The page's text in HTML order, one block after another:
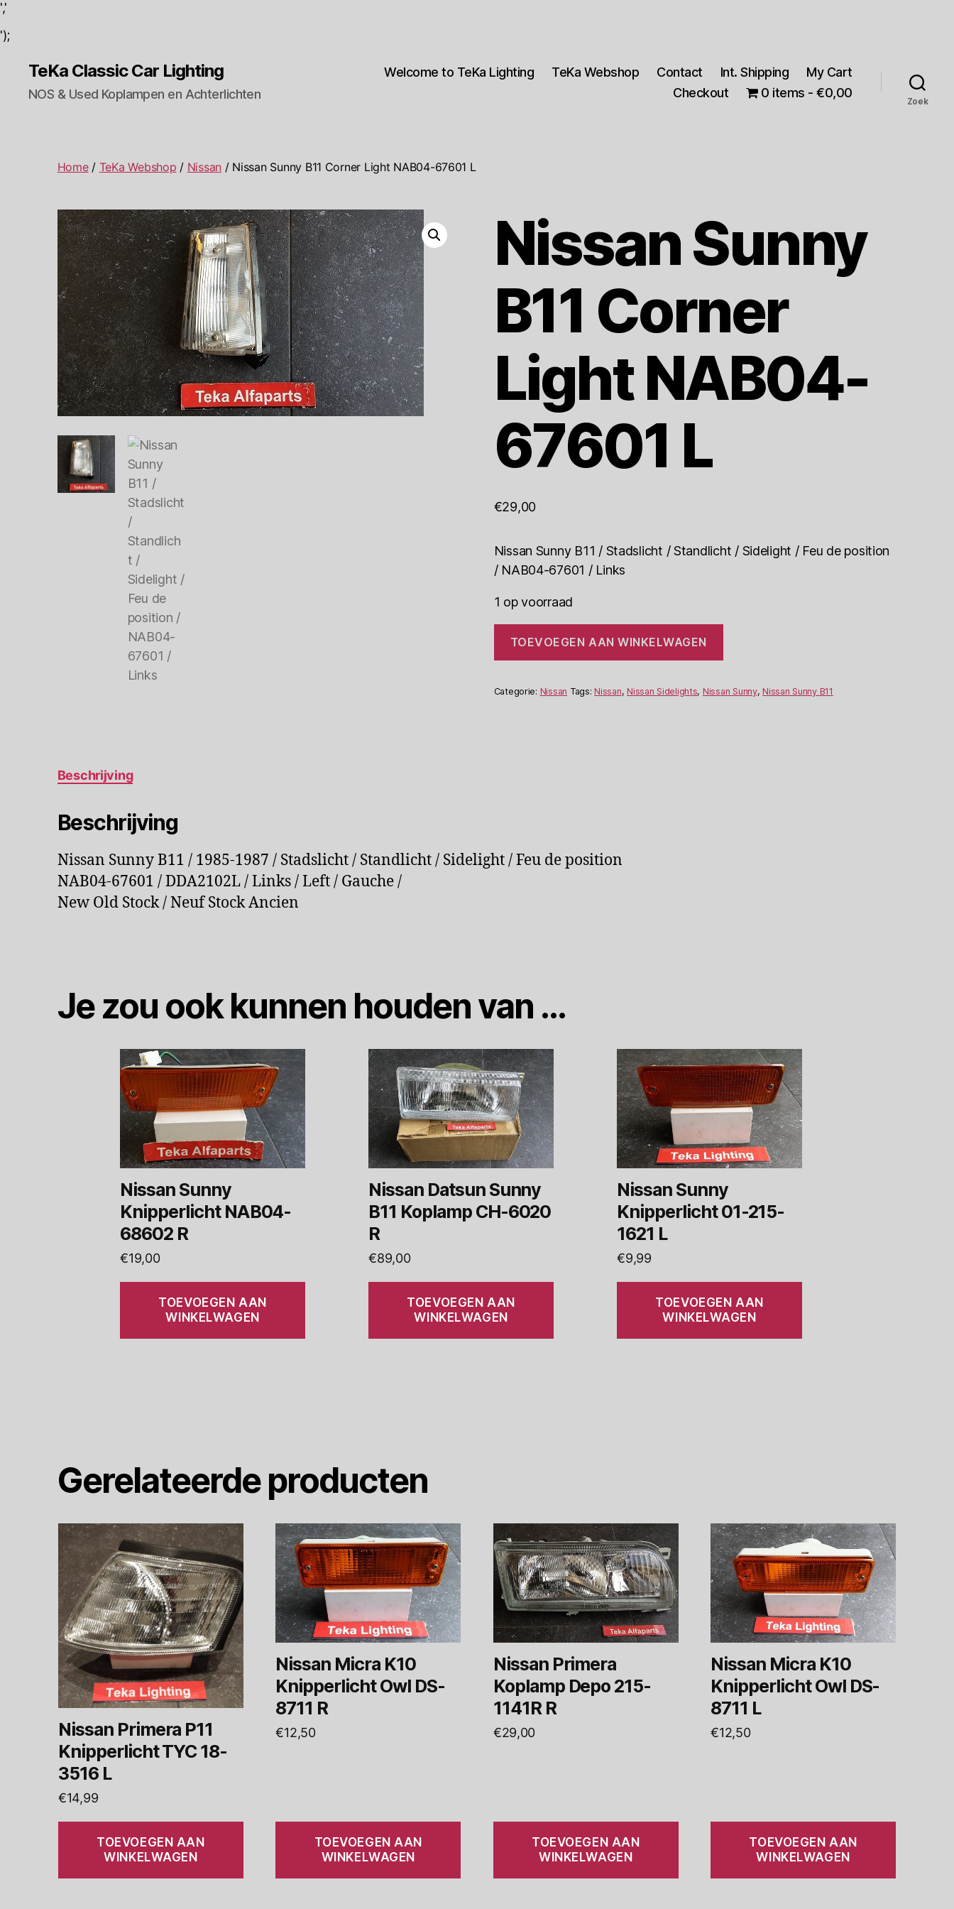
','
');
TeKa Classic Car Lighting
NOS & Used Koplampen en Achterlichten
Welcome to TeKa Lighting TeKa Webshop Contact Int. Shipping
My Cart
Checkout
0 items €0,00
Zoek
Home/ TeKa Webshop / Nissan / Nissan Sunny B11 Corner Light NAB04-67601 L
Nissan Sunny
B11 Corner
Light NAB04-
67601 L
€29,00
Nissan Sunny B11 / Stadslicht / Standlicht / Sidelight / Feu de position
/ NAB04-67601 / Links
1 op voorraad
Sunny
B11
Light
NAB04-
TOEVOEGEN AAN WINKELWAGEN
Categorie: Nissan Tags: Nissan, Nissan Sidelights, Nissan Sunny, Nissan Sunny B11
Beschrijving
Beschrijving
Nissan Sunny B11 / 1985-1987 / Stadslicht / Standlicht / Sidelight / Feu de position
NAB04-67601 / DDA2102L / Links / Left / Gauche /
New Old Stock / Neuf Stock Ancien
Je zou ook kunnen houden van …
Nissan Sunny
Knipperlicht NAB04-
68602 R
€19,00
TOEVOEGEN AAN
WINKELWAGEN
Nissan Datsun Sunny
B11 Koplamp CH-6020
R
€89,00
TOEVOEGEN AAN
WINKELWAGEN
Nissan Sunny
Knipperlicht 01-215-
1621 L
€9,99
TOEVOEGEN AAN
WINKELWAGEN
Gerelateerde producten
Nissan Primera P11
Knipperlicht TYC 18-
3516 L
€14,99
TOEVOEGEN AAN
WINKELWAGEN
Nissan Micra K10
Knipperlicht Owl DS-
8711 R
€12,50
TOEVOEGEN AAN
WINKELWAGEN
Nissan Primera
Koplamp Depo 215-
1141R R
€29,00
TOEVOEGEN AAN
WINKELWAGEN
Nissan Micra K10
Knipperlicht Owl DS-
8711 L
€12,50
TOEVOEGEN AAN
WINKELWAGEN